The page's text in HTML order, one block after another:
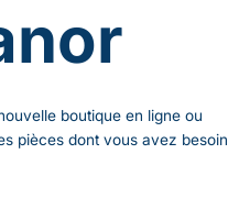
boutique en ligne ou
pièces dont vous avez besoin